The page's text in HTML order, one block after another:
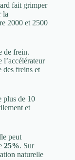
fait grimper
la
2000 et 2500
de frein.
l’accélérateur
des freins et
plus de 10
et
peut
25%. Sur
naturelle